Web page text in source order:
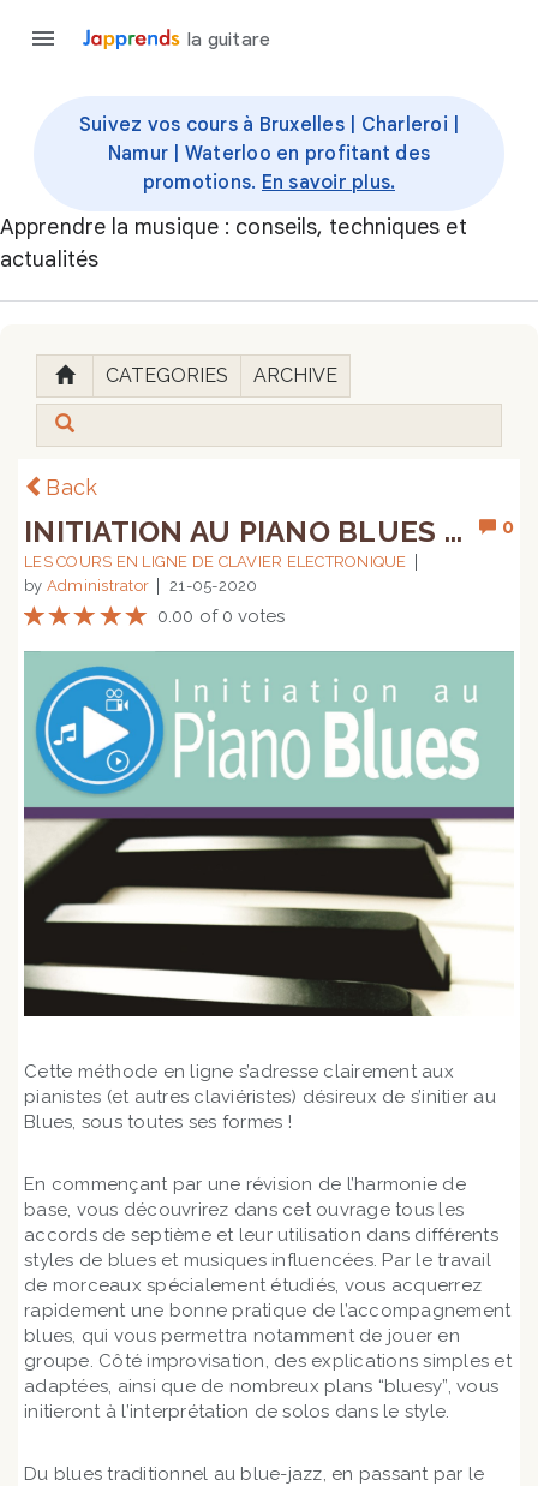
la guitare
Suivez vos cours à Bruxelles | Charleroi |
Namur | Waterloo en profitant des
promotions. En savoir plus.
Apprendre la musique : conseils, techniques et
actualités
CATEGORIES ARCHIVE
Back
0
INITIATION AU PIANO BLUES ...
LES COURS EN LIGNE DE CLAVIER ELECTRONIQUE
by Administrator 21-05-2020
0.00 of 0 votes
Cette méthode en ligne s’adresse clairement aux
pianistes (et autres claviéristes) désireux de s’initier au
Blues, sous toutes ses formes !
En commençant par une révision de l’harmonie de
base, vous découvrirez dans cet ouvrage tous les
accords de septième et leur utilisation dans différents
styles de blues et musiques influencées. Par le travail
de morceaux spécialement étudiés, vous acquerrez
rapidement une bonne pratique de l’accompagnement
blues, qui vous permettra notamment de jouer en
groupe. Côté improvisation, des explications simples et
adaptées, ainsi que de nombreux plans “bluesy”, vous
initieront à l’interprétation de solos dans le style.
Du blues traditionnel au blue-jazz, en passant par le